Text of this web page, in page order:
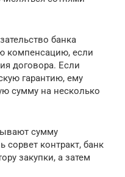
банка
компенсацию, если
договора. Если
гарантию, ему
сумму на несколько
сумму
сорвет контракт, банк
закупки, а затем